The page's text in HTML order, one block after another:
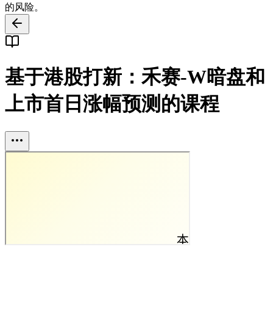
的风险。
基于港股打新：禾赛-W暗盘和
上市首日涨幅预测的课程